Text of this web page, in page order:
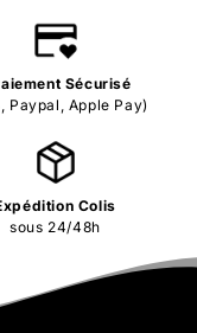
Sécurisé
Paypal, Apple Pay)
Colis
sous 24/48h